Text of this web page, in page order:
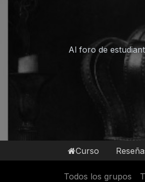
Al foro de
Curso
Todos los grupos